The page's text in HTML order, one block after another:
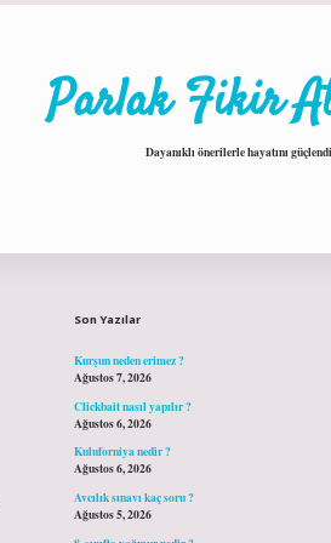
Parlak Fikir
Dayanıklı önerilerle hayatını
Son Yazılar
Kurşun neden erimez ?
Ağustos 7, 2026
Clickbait nasıl yapılır ?
Ağustos 6, 2026
Kuluforniya nedir ?
Ağustos 6, 2026
Avcılık sınavı kaç soru ?
Ağustos 5, 2026